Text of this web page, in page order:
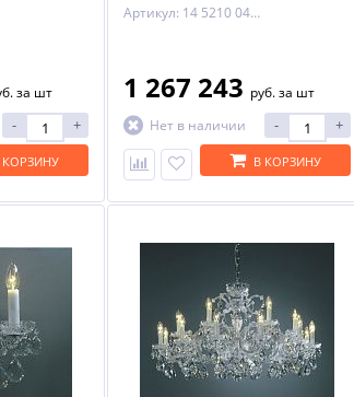
за шт
- +
КОРЗИНУ
Артикул: 14 5210 040 90 11 01 28
1 267 243 руб.за шт
Нет в наличии
- +
В КОРЗИНУ